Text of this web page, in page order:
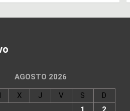
AGOSTO 2026
X J V S
D